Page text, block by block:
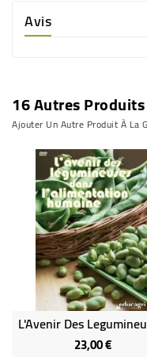
Avis
16 Autres Produits
Ajouter Un Autre Produit À La
23,00 €Prix